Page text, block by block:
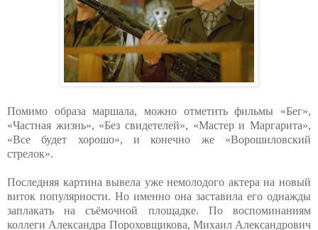
Помимо образа маршала, можно отметить фильмы «Бег»,
«Частная жизнь», «Без свидетелей», «Мастер и Маргарита»,
«Все будет хорошо», и конечно же «Ворошиловский
стрелок».
Последняя картина вывела уже немолодого актера на новый
виток популярности. Но именно она заставила его однажды
заплакать на съёмочной площадке. По воспоминаниям
коллеги Александра Пороховщикова, Михаил Александрович